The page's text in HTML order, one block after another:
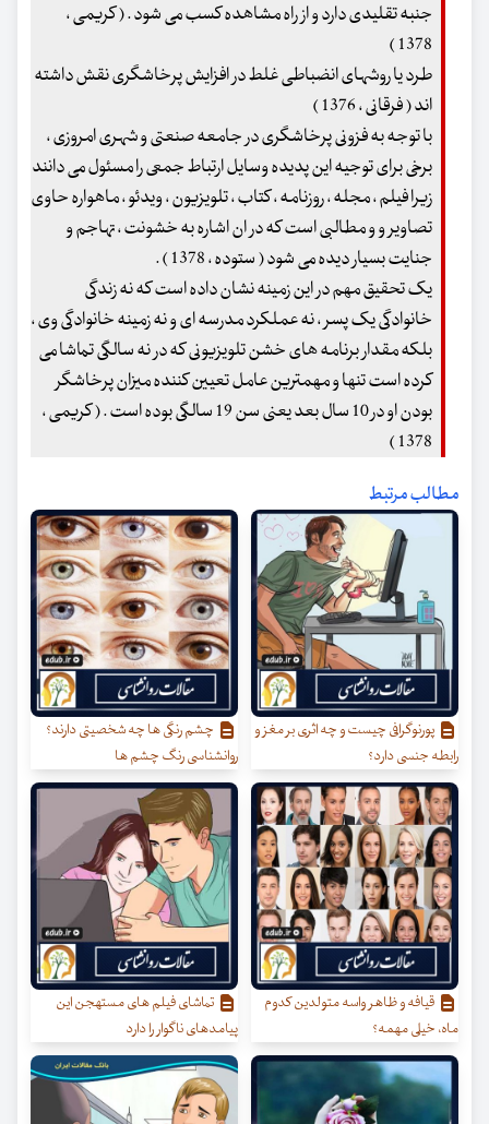
جنبه تقلیدی دارد و از راه مشاهده کسب می شود . ( کریمی ،
1378 )
طرد یا روشهای انضباطی غلط در افزایش پرخاشگری نقش داشته
اند ( فرقانی ، 1376 )
با توجه به فزونی پرخاشگری در جامعه صنعتی و شهری امروزی ،
برخی برای توجیه این پدیده وسایل ارتباط جمعی را مسئول می دانند
زیرا فیلم ، مجله ، روزنامه ، کتاب ، تلویزیون ، ویدئو ، ماهواره حاوی
تصاویر و و مطالبی است که در ان اشاره به خشونت ، تهاجم و
جنایت بسیار دیده می شود ( ستوده ، 1378 ) .
یک تحقیق مهم در این زمینه نشان داده است که نه زندگی
خانوادگی یک پسر ، نه عملکرد مدرسه ای و نه زمینه خانوادگی وی ،
بلکه مقدار برنامه های خشن تلویزیونی که در نه سالگی تماشا می
کرده است تنها و مهمترین عامل تعیین کننده میزان پرخاشگر
بودن او در 10 سال بعد یعنی سن 19 سالگی بوده است . ( کریمی ،
1378 )
مطالب مرتبط
پورنوگرافی چیست و چه اثری بر مغز و
رابطه جنسی دارد؟
چشم رنگی ها چه شخصیتی دارند؟
روانشناسی رنگ چشم ها
قیافه و ظاهر واسه متولدین کدوم
ماه، خیلی مهمه؟
تماشای فیلم های مستهجن این
پیامدهای ناگوار را دارد